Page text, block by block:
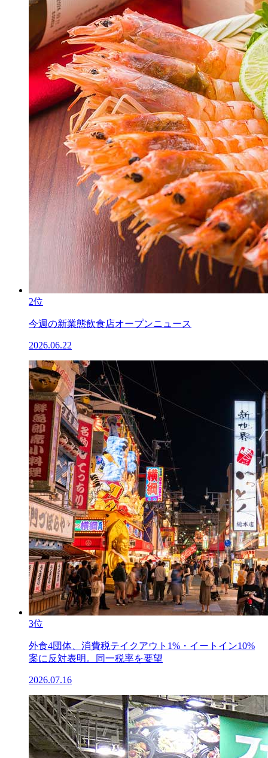
2位
今週の新業態飲食店オープンニュース
2026.06.22
3位
外食4団体、消費税テイクアウト1%・イートイン10%
案に反対表明。同一税率を要望
2026.07.16